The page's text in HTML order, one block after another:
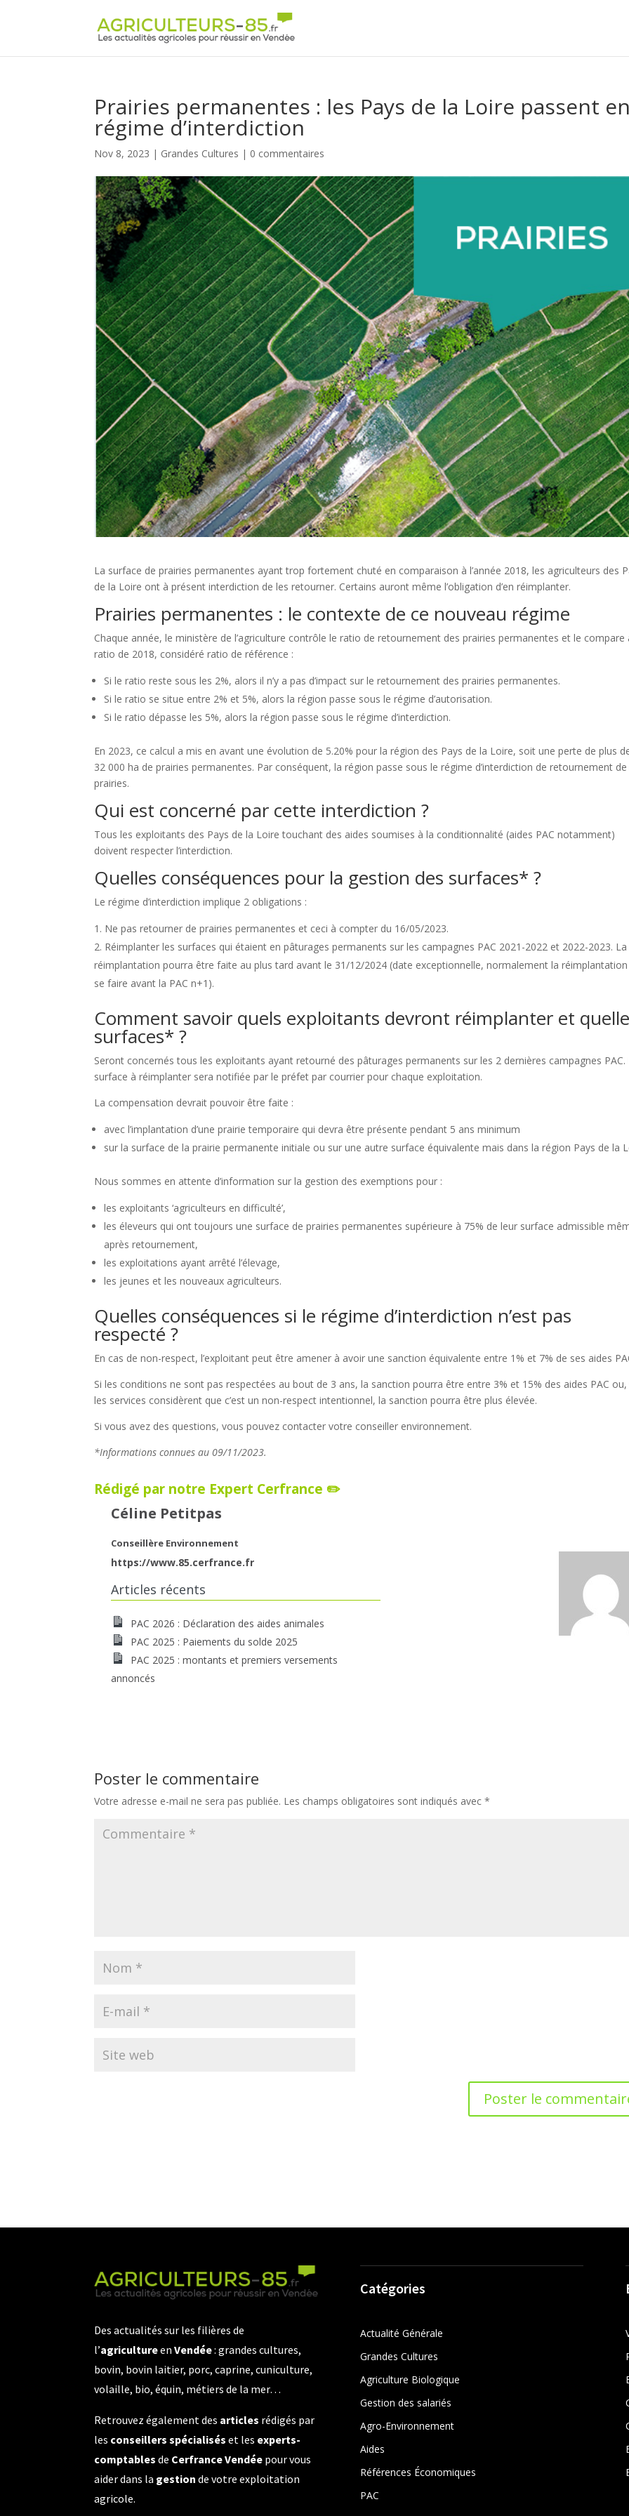
Prairies permanentes : les Pays de la Loire passent en
régime d’interdiction
Nov 8, 2023 | Grandes Cultures | 0 commentaires
La surface de prairies permanentes ayant trop fortement chuté en comparaison à l’année 2018, les agriculteurs des
de la Loire ont à présent interdiction de les retourner. Certains auront même l’obligation d’en réimplanter.
Prairies permanentes : le contexte de ce nouveau régime
Chaque année, le ministère de l’agriculture contrôle le ratio de retournement des prairies permanentes et le compare
ratio de 2018, considéré ratio de référence :
Si le ratio reste sous les 2%, alors il n’y a pas d’impact sur le retournement des prairies permanentes.
Si le ratio se situe entre 2% et 5%, alors la région passe sous le régime d’autorisation.
Si le ratio dépasse les 5%, alors la région passe sous le régime d’interdiction.
En 2023, ce calcul a mis en avant une évolution de 5.20% pour la région des Pays de la Loire, soit une perte de plus
32 000 ha de prairies permanentes. Par conséquent, la région passe sous le régime d’interdiction de retournement de
prairies.
Qui est concerné par cette interdiction ?
Tous les exploitants des Pays de la Loire touchant des aides soumises à la conditionnalité (aides PAC notamment)
doivent respecter l’interdiction.
Quelles conséquences pour la gestion des surfaces* ?
Le régime d’interdiction implique 2 obligations :
Ne pas retourner de prairies permanentes et ceci à compter du 16/05/2023.
Réimplanter les surfaces qui étaient en pâturages permanents sur les campagnes PAC 2021-2022 et 2022-2023. La
réimplantation pourra être faite au plus tard avant le 31/12/2024 (date exceptionnelle, normalement la
se faire avant la PAC n+1).
Comment savoir quels exploitants devront réimplanter et
surfaces* ?
Seront concernés tous les exploitants ayant retourné des pâturages permanents sur les 2 dernières campagnes PAC.
surface à réimplanter sera notifiée par le préfet par courrier pour chaque exploitation.
La compensation devrait pouvoir être faite :
avec l’implantation d’une prairie temporaire qui devra être présente pendant 5 ans minimum
sur la surface de la prairie permanente initiale ou sur une autre surface équivalente mais dans la région Pays de la
Nous sommes en attente d’information sur la gestion des exemptions pour :
les exploitants ‘agriculteurs en difficulté’,
les éleveurs qui ont toujours une surface de prairies permanentes supérieure à 75% de leur surface admissible
après retournement,
les exploitations ayant arrêté l’élevage,
les jeunes et les nouveaux agriculteurs.
Quelles conséquences si le régime d’interdiction n’est pas
respecté ?
En cas de non-respect, l’exploitant peut être amener à avoir une sanction équivalente entre 1% et 7% de ses aides
Si les conditions ne sont pas respectées au bout de 3 ans, la sanction pourra être entre 3% et 15% des aides PAC ou,
les services considèrent que c’est un non-respect intentionnel, la sanction pourra être plus élevée.
Si vous avez des questions, vous pouvez contacter votre conseiller environnement.
*Informations connues au 09/11/2023.
Rédigé par notre Expert Cerfrance ✏️
Céline Petitpas
Conseillère Environnement
https://www.85.cerfrance.fr
Articles récents
PAC 2026 : Déclaration des aides animales
PAC 2025 : Paiements du solde 2025
PAC 2025 : montants et premiers versements
annoncés
Poster le commentaire
Votre adresse e-mail ne sera pas publiée. Les champs obligatoires sont indiqués avec*
Des actualités sur les filières de
l’agricultureenVendée: grandes cultures,
bovin, bovin laitier, porc, caprine, cuniculture,
volaille, bio, équin, métiers de la mer…
Retrouvez également des articles rédigés par
les conseillers spécialisés et les experts-
comptables de Cerfrance Vendée pour vous
aider dans la gestion de votre exploitation
agricole.
Catégories
Actualité Générale
Grandes Cultures
Agriculture Biologique
Gestion des salariés
Agro-Environnement
Aides
Références Économiques
PAC